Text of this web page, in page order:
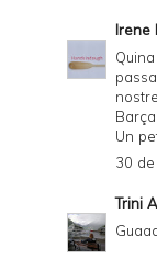
Irene
Un
30
Trini